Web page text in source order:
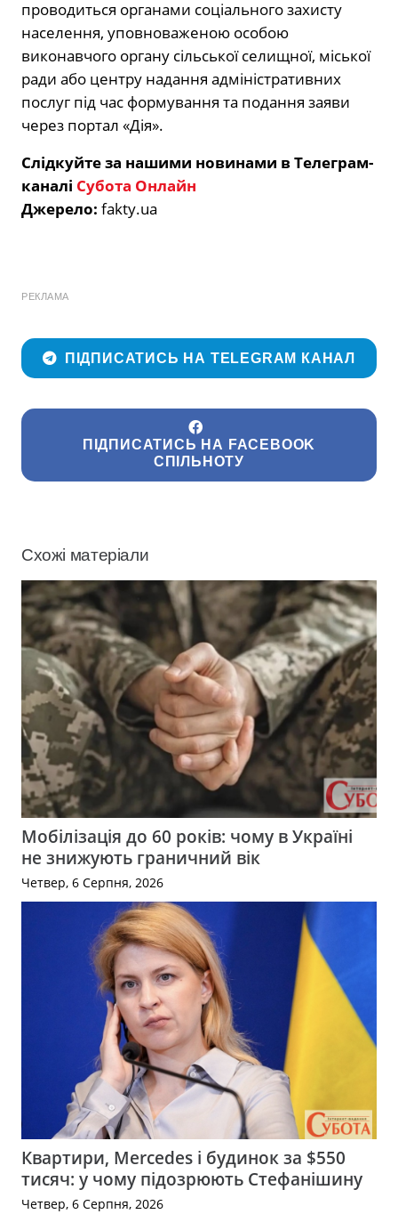
проводиться органами соціального захисту
населення, уповноваженою особою
виконавчого органу сільської селищної, міської
ради або центру надання адміністративних
послуг під час формування та подання заяви
через портал «Дія».
Слідкуйте за нашими новинами в Телеграм-
каналі Субота Онлайн
Джерело: fakty.ua
РЕКЛАМА
ПІДПИСАТИСЬ НА TELEGRAM КАНАЛ
ПІДПИСАТИСЬ НА FACEBOOK
СПІЛЬНОТУ
Схожі матеріали
Мобілізація до 60 років: чому в Україні
не знижують граничний вік
Четвер, 6 Серпня, 2026
Квартири, Mercedes і будинок за $550
тисяч: у чому підозрюють Стефанішину
Четвер, 6 Серпня, 2026